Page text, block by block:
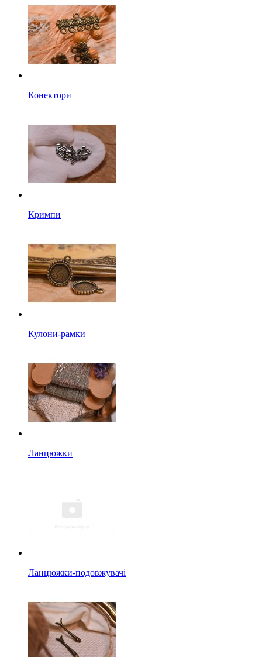
Конектори
Кримпи
Кулони-рамки
Ланцюжки
Ланцюжки-подовжувачі